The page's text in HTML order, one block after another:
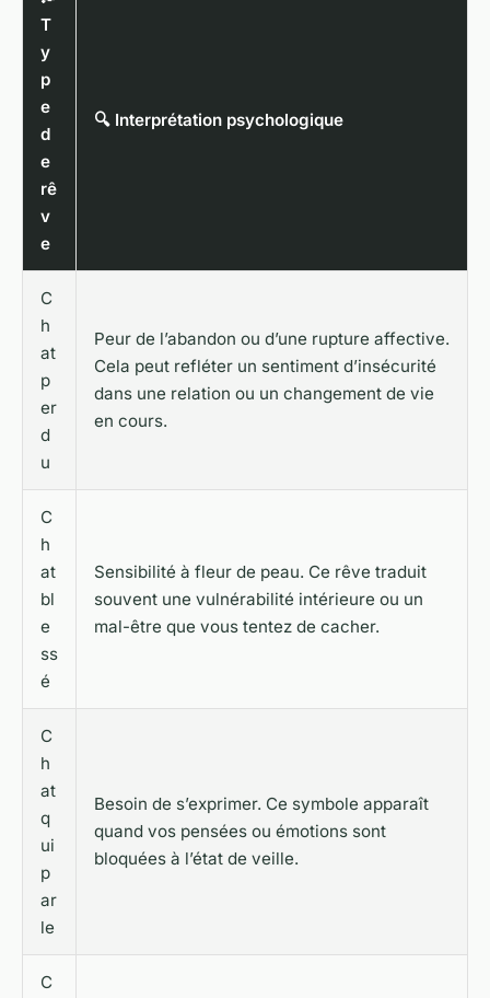
T
y
p
e
d
e
rê
v
e
🔍 Interprétation psychologique
C
h
at
p
er
d
u
Peur de l’abandon ou d’une rupture affective.
Cela peut refléter un sentiment d’insécurité
dans une relation ou un changement de vie
en cours.
C
h
at
bl
e
ss
é
Sensibilité à fleur de peau. Ce rêve traduit
souvent une vulnérabilité intérieure ou un
mal-être que vous tentez de cacher.
C
h
at
q
ui
p
ar
le
Besoin de s’exprimer. Ce symbole apparaît
quand vos pensées ou émotions sont
bloquées à l’état de veille.
C